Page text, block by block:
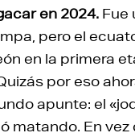
en 2024. Fue
pero el
en la primera
por eso
apunte: el
matando. En vez